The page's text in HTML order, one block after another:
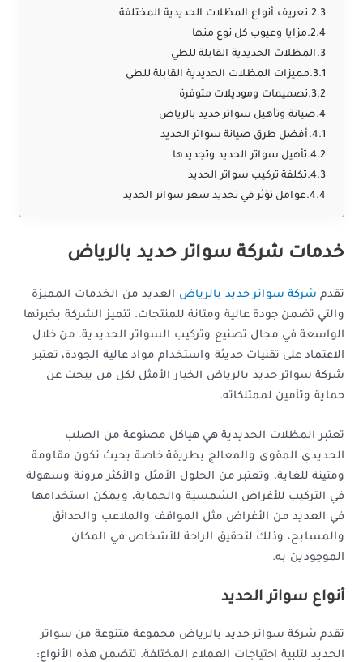
تعريف أنواع المظلات الحديدية المختلفة
مزايا وعيوب كل نوع منها
المظلات الحديدية القابلة للطي
مميزات المظلات الحديدية القابلة للطي
تصميمات وموديلات متوفرة
صيانة وتأهيل سواتر حديد بالرياض
أفضل طرق صيانة سواتر الحديد
تأهيل سواتر الحديد وتجديدها
تكلفة تركيب سواتر الحديد
عوامل تؤثر في تحديد سعر سواتر الحديد
خدمات شركة سواتر حديد بالرياض
تقدم شركة سواتر حديد بالرياض العديد من الخدمات المميزة
والتي تضمن جودة عالية ومتانة للمنتجات. تتميز الشركة بخبرتها
الواسعة في مجال تصنيع وتركيب السواتر الحديدية. من خلال
الاعتماد على تقنيات حديثة واستخدام مواد عالية الجودة، تعتبر
شركة سواتر حديد بالرياض الخيار الأمثل لكل من يبحث عن
حماية وتأمين لممتلكاته.
تعتبر المظلات الحديدية هي هياكل مصنوعة من الصلب
الحديدي المقوى والمعالج بطريقة خاصة بحيث تكون مقاومة
ومتينة للغاية، وتعتبر من الحلول الأمثل والأكثر مرونة وسهولة
في التركيب للأغراض الشمسية والحماية، ويمكن استخدامها
في العديد من الأغراض مثل المواقف والملاعب والحدائق
والمسابح، وذلك لتحقيق الراحة للأشخاص في المكان
الموجودين به.
أنواع سواتر الحديد
تقدم شركة سواتر حديد بالرياض مجموعة متنوعة من سواتر
الحديد لتلبية احتياجات العملاء المختلفة. تتضمن هذه الأنواع: